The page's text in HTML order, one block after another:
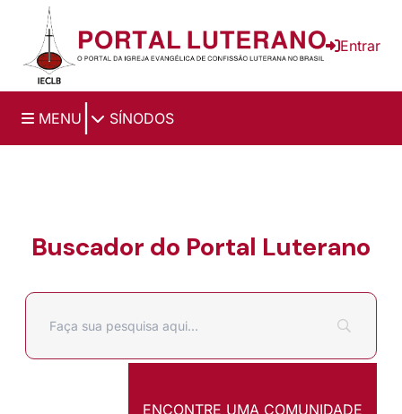
Ir para o conteúdo principal
Entrar
MENU SÍNODOS
Buscador do Portal Luterano
ENCONTRE UMA COMUNIDADE